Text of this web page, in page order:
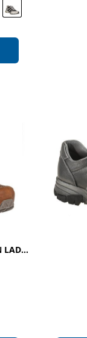
KUFSTEIN LADY II / KUFSTEIN LADY II SYMPATEX